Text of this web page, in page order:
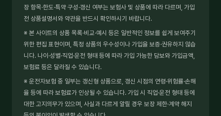
장 항목·한도·특약 구성·갱신 여부는 보험사 및 상품에 따라 다르며, 가입
전 상품설명서와 약관을 반드시 확인하시기 바랍니다.
※ 본 사이트의 상품 목록·비교·예시 등은 일반적인 정보를 쉽게 보여주기
위한 편집 표현이며, 특정 상품의 우수성이나 가입을 보증·권유하지 않습
니다. 나이·성별·직업·운전 형태 등에 따라 가입 가능한 담보와 가입금액,
보험료 등은 달라질 수 있습니다.
※ 운전자보험 중 일부는 갱신형 상품으로, 갱신 시점의 연령·위험률·손해
율 등에 따라 보험료가 인상될 수 있습니다. 가입 시 직업·운전 형태 등에
대한 고지의무가 있으며, 사실과 다르게 알릴 경우 보장 제한·계약 해지